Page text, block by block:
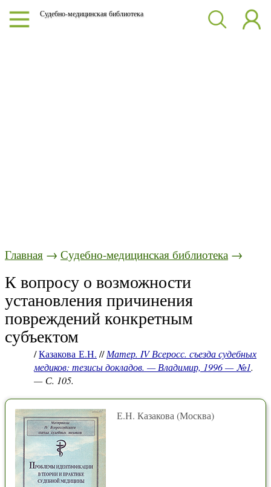
Судебно-медицинская библиотека
Главная → Судебно-медицинская библиотека →
К вопросу о возможности
установления причинения
повреждений конкретным
субъектом
/Казакова Е.Н. //Матер. IV Всеросс. съезда судебных
медиков: тезисы докладов. — Владимир, 1996 — №1.
— С. 105.
Е.Н. Казакова (Москва)